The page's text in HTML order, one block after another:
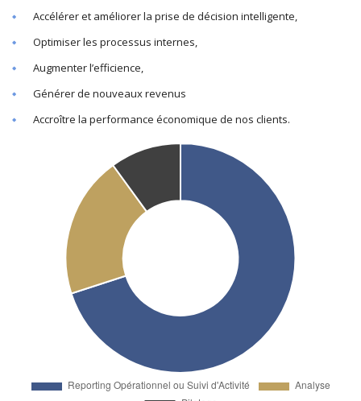
Accélérer et améliorer la prise de décision intelligente,
Optimiser les processus internes,
Augmenter l’efficience,
Générer de nouveaux revenus
Accroître la performance économique de nos clients.